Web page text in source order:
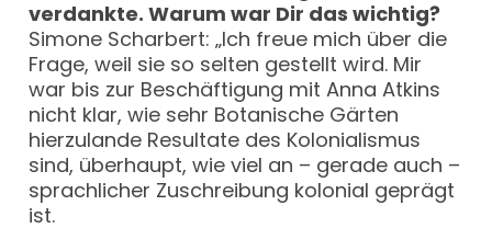
verdankte. Warum war Dir das wichtig?
Simone Scharbert: „Ich freue mich über die
Frage, weil sie so selten gestellt wird. Mir
war bis zur Beschäftigung mit Anna Atkins
nicht klar, wie sehr Botanische Gärten
hierzulande Resultate des Kolonialismus
sind, überhaupt, wie viel an – gerade auch –
sprachlicher Zuschreibung kolonial geprägt
ist.